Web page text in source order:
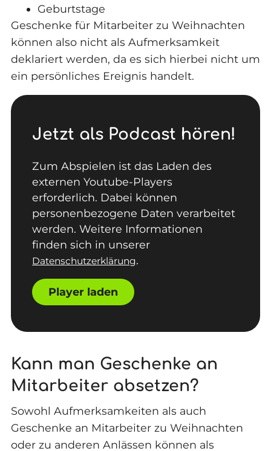
Geburtstage
Geschenke für Mitarbeiter zu Weihnachten
können also nicht als Aufmerksamkeit
deklariert werden, da es sich hierbei nicht um
ein persönliches Ereignis handelt.
Jetzt als Podcast hören!
Zum Abspielen ist das Laden des
externen Youtube-Players
erforderlich. Dabei können
personenbezogene Daten verarbeitet
werden. Weitere Informationen
finden sich in unserer
Datenschutzerklärung.
Player laden
Kann man Geschenke an
Mitarbeiter absetzen?
Sowohl Aufmerksamkeiten als auch
Geschenke an Mitarbeiter zu Weihnachten
oder zu anderen Anlässen können als